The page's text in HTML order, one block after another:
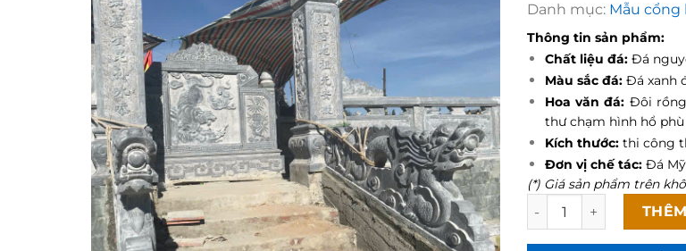
Danh mục: Mẫu cổng
Thông tin sản phẩm:
Chất liệu đá: Đá
Màu sắc đá: Đá xanh
Hoa văn đá: Đôi
thư chạm hình hổ
Kích thước: thi công
Đơn vị chế tác: Đá
(*) Giá sản phẩm trên
Mẫu cổng lăng mộ